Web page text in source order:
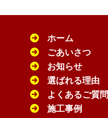
ホーム
ごあいさつ
お知らせ
選ばれる理由
よくあるご質問
施工事例